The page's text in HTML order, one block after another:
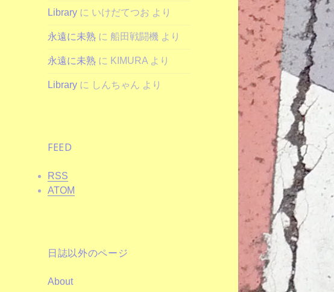
Library に いけだてつお より
永遠に未熟 に船田戦闘機 より
永遠に未熟 に KIMURA より
Library に しんちゃん より
FEED
RSS
ATOM
日誌以外のページ
About